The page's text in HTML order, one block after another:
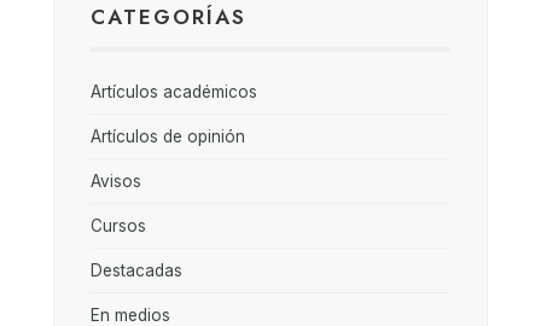
CATEGORÍAS
Artículos académicos
Artículos de opinión
Avisos
Cursos
Destacadas
En medios